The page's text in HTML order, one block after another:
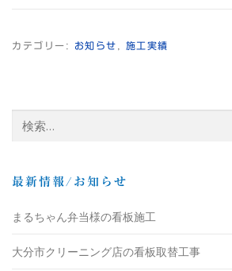
カテゴリー: お知らせ 施工実績
索:
最新情報/お知らせ
まるちゃん弁当様の看板施工
大分市クリーニング店の看板取替工事